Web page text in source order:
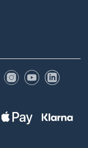
Instagram
YouTube